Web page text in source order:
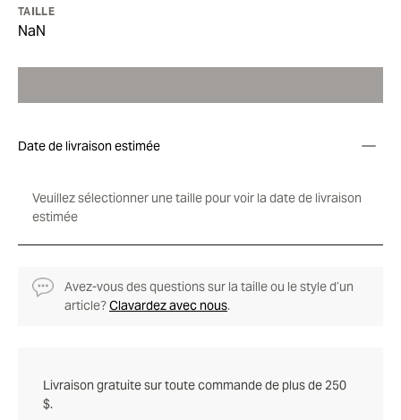
TAILLE
NaN
Date de livraison estimée
Veuillez sélectionner une taille pour voir la date de livraison
estimée
Avez-vous des questions sur la taille ou le style d’un
article?Clavardez avec nous.
Livraison gratuite sur toute commande de plus de 250
$.